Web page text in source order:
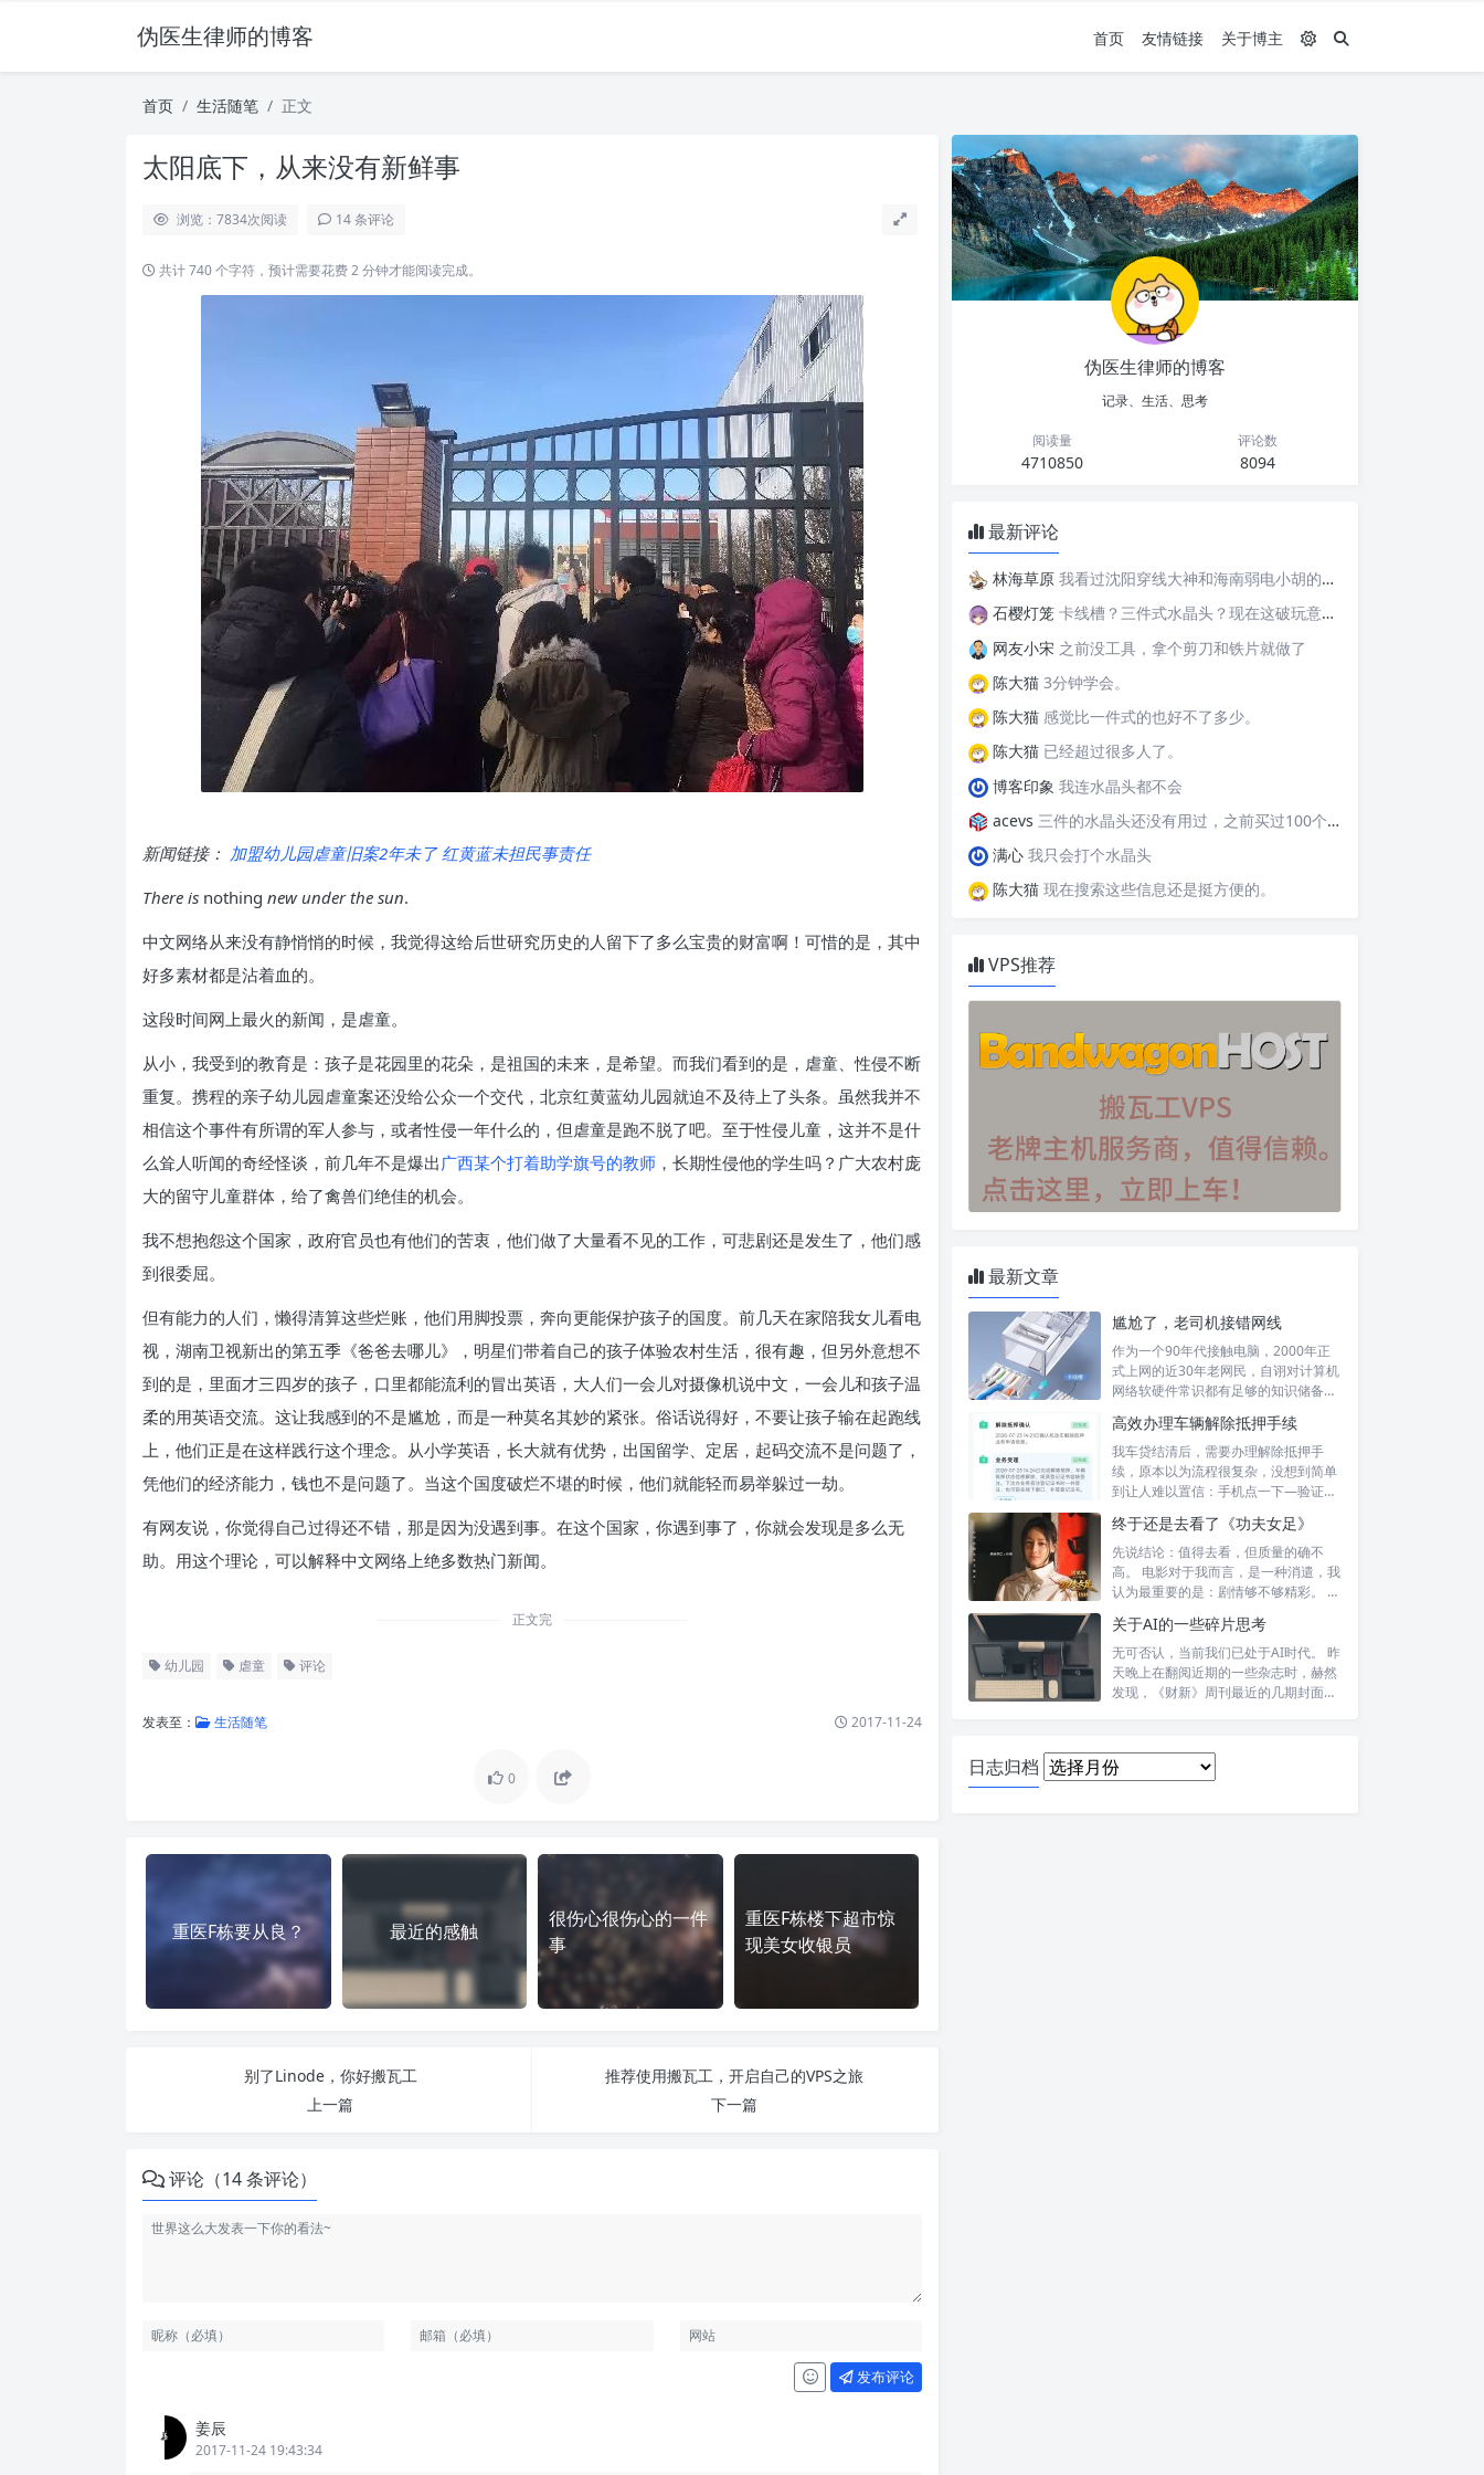
伪医生律师的博客 首页 友情链接 关于博主
首页 生活随笔 正文
太阳底下，从来没有新鲜事
浏览：7834次阅读 14 条评论
共计 740 个字符，预计需要花费 2 分钟才能阅读完成。
新闻链接： 加盟幼儿园虐童旧案2年未了 红黄蓝未担民事责任
There is nothing new under the sun.
中文网络从来没有静悄悄的时候，我觉得这给后世研究历史的人留下了多么宝贵的财富啊！可惜的是，其中
好多素材都是沾着血的。
这段时间网上最火的新闻，是虐童。
从小，我受到的教育是：孩子是花园里的花朵，是祖国的未来，是希望。而我们看到的是，虐童、性侵不断
重复。携程的亲子幼儿园虐童案还没给公众一个交代，北京红黄蓝幼儿园就迫不及待上了头条。虽然我并不
相信这个事件有所谓的军人参与，或者性侵一年什么的，但虐童是跑不脱了吧。至于性侵儿童，这并不是什
么耸人听闻的奇经怪谈，前几年不是爆出广西某个打着助学旗号的教师 ，长期性侵他的学生吗？广大农村庞
大的留守儿童群体，给了禽兽们绝佳的机会。
我不想抱怨这个国家，政府官员也有他们的苦衷，他们做了大量看不见的工作，可悲剧还是发生了，他们感
到很委屈。
但有能力的人们，懒得清算这些烂账，他们用脚投票，奔向更能保护孩子的国度。前几天在家陪我女儿看电
视，湖南卫视新出的第五季《爸爸去哪儿》，明星们带着自己的孩子体验农村生活，很有趣，但另外意想不
到的是，里面才三四岁的孩子，口里都能流利的冒出英语，大人们一会儿对摄像机说中文，一会儿和孩子温
柔的用英语交流。这让我感到的不是尴尬，而是一种莫名其妙的紧张。俗话说得好，不要让孩子输在起跑线
上，他们正是在这样践行这个理念。从小学英语，长大就有优势，出国留学、定居，起码交流不是问题了，
凭他们的经济能力，钱也不是问题了。当这个国度破烂不堪的时候，他们就能轻而易举躲过一劫。
有网友说，你觉得自己过得还不错，那是因为没遇到事。在这个国家，你遇到事了，你就会发现是多么无
助。用这个理论，可以解释中文网络上绝多数热门新闻。
正文完
幼儿园 虐童 评论
发表至： 生活随笔 2017-11-24
0
重医F栋要从良？ 最近的感触
很伤心很伤心的一件
事
重医F栋楼下超市惊
现美女收银员
别了Linode，你好搬瓦工
上一篇
推荐使用搬瓦工，开启自己的VPS之旅
下一篇
评论（14 条评论）
发布评论
姜辰
2017-11-24 19:43:34
伪医生律师的博客
记录、生活、思考
阅读量
4710850
评论数
8094
最新评论
林海草原 我看过沈阳穿线大神和海南弱电小胡的视频，他们做这些的熟练程度，是不是也是建立在这些翻车之上的....
石樱灯笼 卡线槽？三件式水晶头？现在这破玩意变得这么复杂了？
网友小宋 之前没工具，拿个剪刀和铁片就做了
陈大猫 3分钟学会。
陈大猫 感觉比一件式的也好不了多少。
陈大猫 已经超过很多人了。
博客印象 我连水晶头都不会
acevs 三件的水晶头还没有用过，之前买过100个水晶头还没有 用完。
满心 我只会打个水晶头
陈大猫 现在搜索这些信息还是挺方便的。
VPS推荐
最新文章
尴尬了，老司机接错网线
作为一个90年代接触电脑，2000年正
式上网的近30年老网民，自诩对计算机
网络软硬件常识都有足够的知识储备，
高效办理车辆解除抵押手续
我车贷结清后，需要办理解除抵押手
续，原本以为流程很复杂，没想到简单
到让人难以置信：手机点一下—验证头
终于还是去看了《功夫女足》
先说结论：值得去看，但质量的确不
高。 电影对于我而言，是一种消遣，我
认为最重要的是：剧情够不够精彩。 比
关于AI的一些碎片思考
无可否认，当前我们已处于AI时代。 昨
天晚上在翻阅近期的一些杂志时，赫然
发现，《财新》周刊最近的几期封面报
日志归档 日